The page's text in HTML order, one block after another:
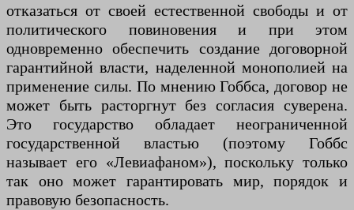
отказаться от своей естественной свободы и от
политического повиновения и при этом
одновременно обеспечить создание договорной
гарантийной власти, наделенной монополией на
применение силы. По мнению Гоббса, договор не
может быть расторгнут без согласия суверена.
Это государство обладает неограниченной
государственной властью (поэтому Гоббс
называет его «Левиафаном»), поскольку только
так оно может гарантировать мир, порядок и
правовую безопасность.